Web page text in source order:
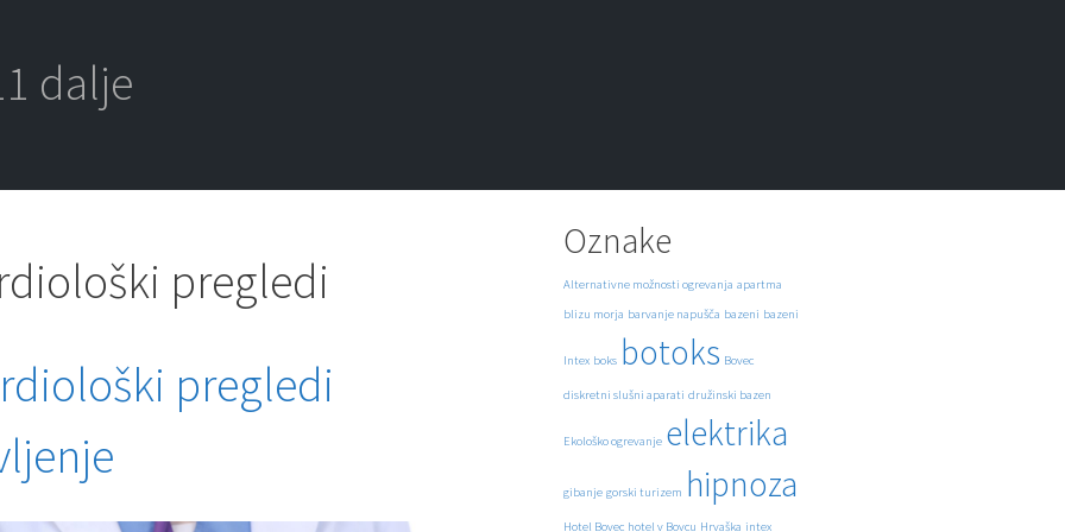
dalje
pregledi
pregledi
Oznake
Alternativne možnosti ogrevanja apartma
blizu morja barvanje napušča bazeni bazeni
Intex boks botoks Bovec
diskretni slušni aparati družinski bazen
Ekološko ogrevanje elektrika
gibanje gorski turizem hipnoza
Hotel Bovec hotel v Bovcu Hrvaška intex